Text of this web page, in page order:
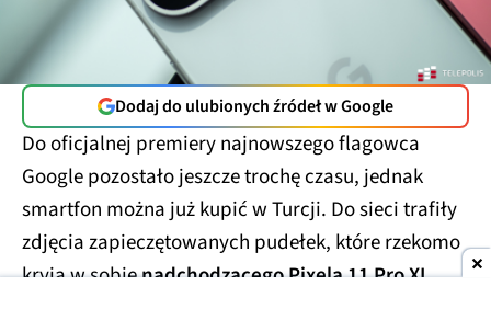
Dodaj do ulubionych źródeł w Google
Do oficjalnej premiery najnowszego flagowca
Google pozostało jeszcze trochę czasu, jednak
smartfon można już kupić w Turcji. Do sieci trafiły
zdjęcia zapieczętowanych pudełek, które rzekomo
kryją w sobienadchodzącego Pixela 11 Pro XL.